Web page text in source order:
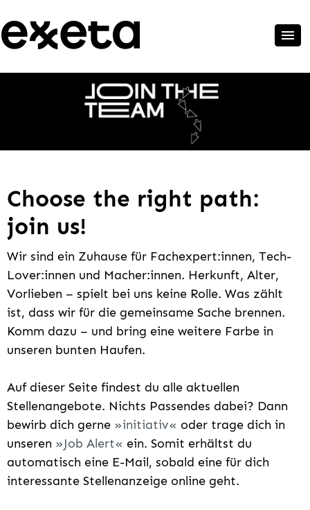
Choose the right path:
join us!
Wir sind ein Zuhause für Fachexpert:innen, Tech-
Lover:innen und Macher:innen. Herkunft, Alter,
Vorlieben – spielt bei uns keine Rolle. Was zählt
ist, dass wir für die gemeinsame Sache brennen.
Komm dazu – und bring eine weitere Farbe in
unseren bunten Haufen.
Auf dieser Seite findest du alle aktuellen
Stellenangebote. Nichts Passendes dabei? Dann
bewirb dich gerne
initiativ
oder trage dich in
unseren
Job Alert
ein. Somit erhältst du
automatisch eine E-Mail, sobald eine für dich
interessante Stellenanzeige online geht.